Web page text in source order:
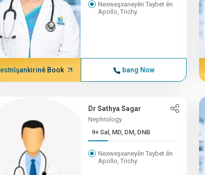
Nexweşxaneyên Taybet ên
Apollo, Trichy
Book bang Now
Dr Sathya Sagar
Nephrology
9+ Sal, MD, DM, DNB
Nexweşxaneyên Taybet ên
Apollo, Trichy